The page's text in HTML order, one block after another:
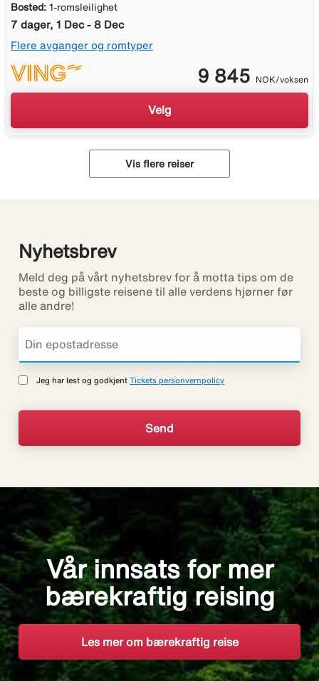
Bosted: 1-romsleilighet
7 dager, 1 Dec - 8 Dec
Flere avganger og romtyper
9 845 NOK/voksen
Velg
Vis flere reiser
Nyhetsbrev
Meld deg på vårt nyhetsbrev for å motta tips om de
beste og billigste reisene til alle verdens hjørner før
alle andre!
Jeg har lest og godkjent Tickets personvernpolicy
Vår innsats for mer
bærekraftig reising
Les mer om bærekraftig reise